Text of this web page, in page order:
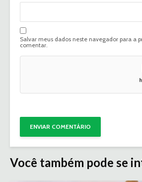
Salvar meus dados neste navegador para a
comentar.
Você também pode se